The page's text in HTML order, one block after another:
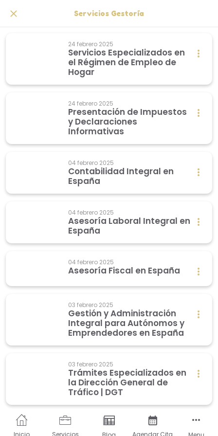
Servicios Gestoría
24 febrero 2025
Servicios Especializados en
el Régimen de Empleo de
Hogar
24 febrero 2025
Presentación de Impuestos
y Declaraciones
Informativas
04 febrero 2025
Contabilidad Integral en
España
04 febrero 2025
Asesoría Laboral Integral en
España
04 febrero 2025
Asesoría Fiscal en España
03 febrero 2025
Gestión y Administración
Integral para Autónomos y
Emprendedores en España
03 febrero 2025
Trámites Especializados en
la Dirección General de
Tráfico | DGT
Inicio Servicios Agendar Cita